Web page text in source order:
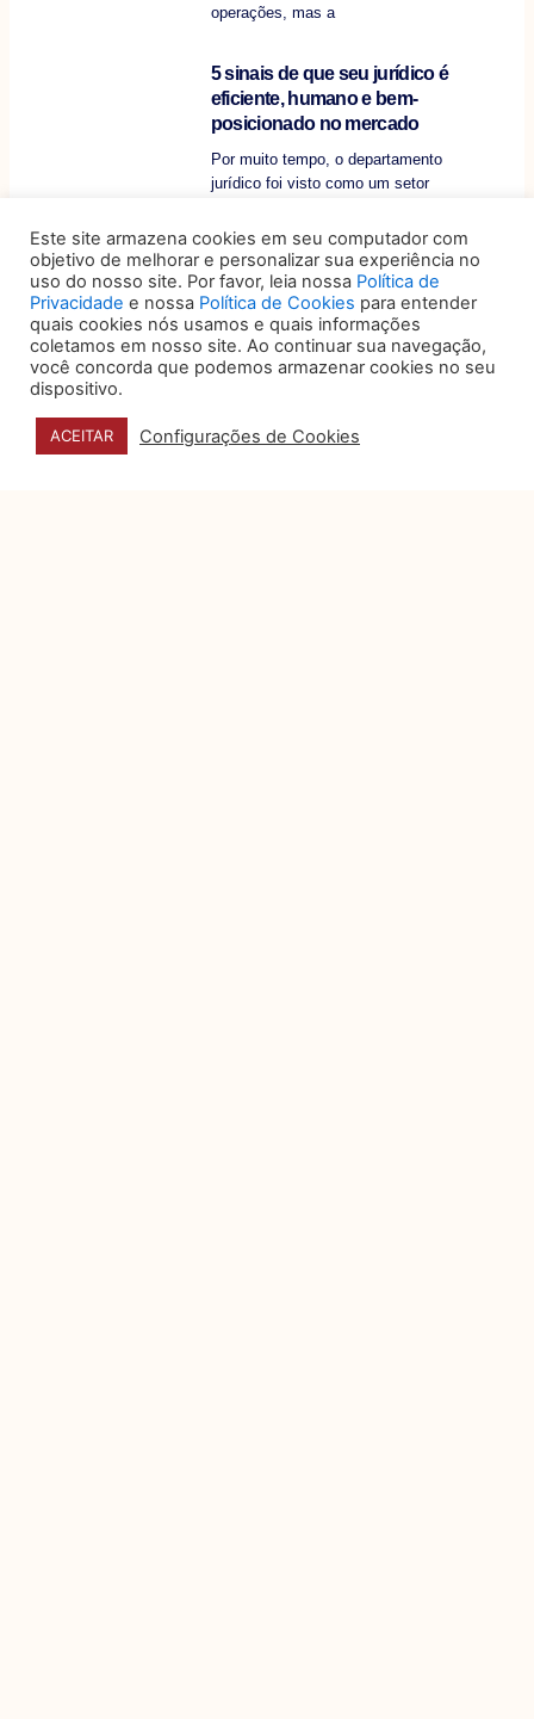
operações, mas a
5 sinais de que seu jurídico é
eficiente, humano e bem-
posicionado no mercado
Por muito tempo, o departamento
jurídico foi visto como um setor
Privacidade e dados pessoais
na campanhas eleitorais
digitais
A Justiça Eleitoral, engajada em
proporcionar um ambiente
transparência das campanhas
Este site armazena cookies em seu computador com
objetivo de melhorar e personalizar sua experiência no
uso do nosso site. Por favor, leia nossa Política de
Privacidade e nossa Política de Cookies para entender
quais cookies nós usamos e quais informações
coletamos em nosso site. Ao continuar sua navegação,
você concorda que podemos armazenar cookies no seu
dispositivo.
ACEITAR Configurações de Cookies